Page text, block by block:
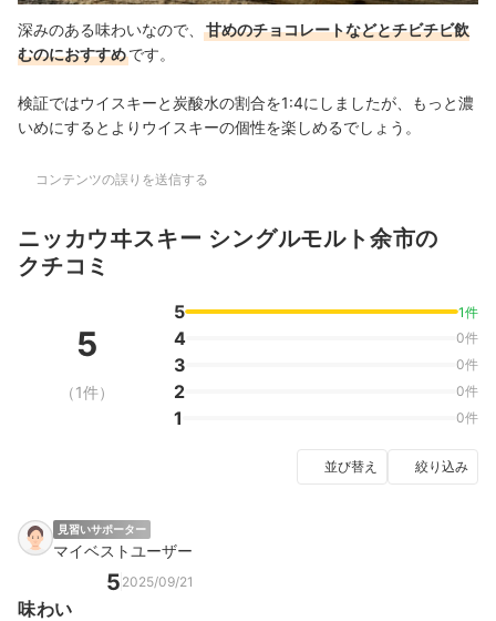
深みのある味わいなので、
甘めのチョコレートなどとチビチビ飲
むのにおすすめです。
検証ではウイスキーと炭酸水の割合を1:4にしましたが、もっと濃
いめにするとよりウイスキーの個性を楽しめるでしょう。
コンテンツの誤りを送信する
ニッカウヰスキー シングルモルト余市の
クチコミ
5
（1件）
5 1件
4 0件
3 0件
2 0件
1 0件
並び替え 絞り込み
見習いサポーター
マイベストユーザー
5 2025/09/21
味わい